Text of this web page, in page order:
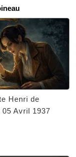
Henri de
05 Avril 1937